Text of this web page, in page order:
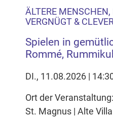
ÄLTERE
VERGNÜGT &
Spielen in
Rommé,
DI., 11.08.2026 |
Ort der
St. Magnus | Alte Villa